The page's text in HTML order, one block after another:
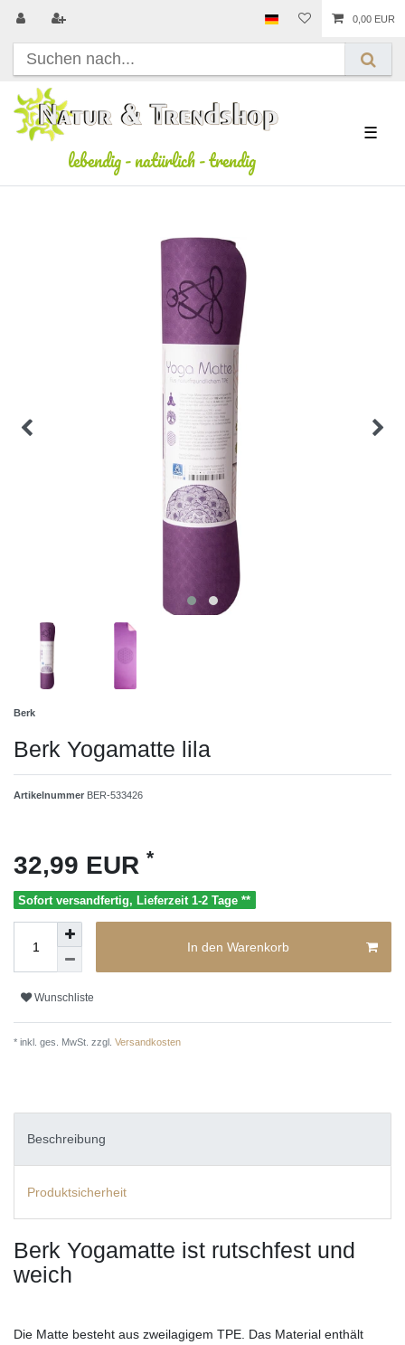
0,00 EUR
lebendig-natürlich-trendig
☰
Berk
Berk Yogamatte lila
Artikelnummer BER-533426
32,99 EUR *
Sofort versandfertig, Lieferzeit 1-2 Tage **
In den Warenkorb
Wunschliste
* inkl. ges. MwSt. zzgl. Versandkosten
Beschreibung
Produktsicherheit
Berk Yogamatte ist rutschfest und
weich
Die Matte besteht aus zweilagigem TPE. Das Material enthält